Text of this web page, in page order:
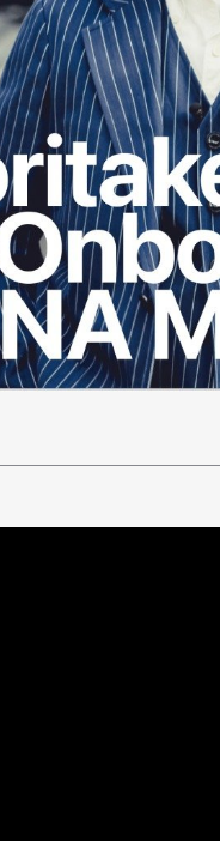
Pen
Pen